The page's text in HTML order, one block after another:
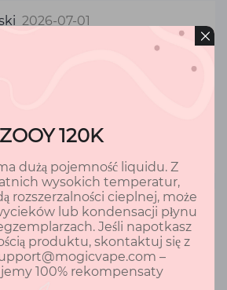
2026-07-01
(9)
2026-06-28
cena
ZOOY 120K
dużą pojemność liquidu. Z
wysokich temperatur,
rozszerzalności cieplnej, może
lub kondensacji płynu
Jeśli napotkasz
produktu, skontaktuj się z
–
100% rekompensaty